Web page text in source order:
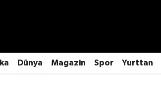
Dünya Magazin Spor Yurttan